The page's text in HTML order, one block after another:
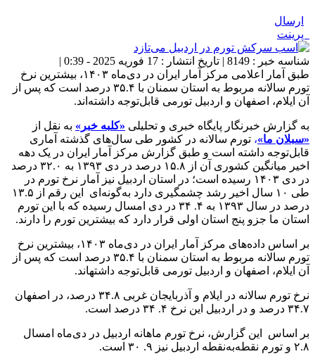
ارسال
پرینت
شناسه خبر : 8149 | تاریخ انتشار : 17 فوریه 2025 - 0:39 |
طبق آمار اعلامی مرکز آمار ایران در دی‌ماه ۱۴۰۳، بیشترین نرخ
تورم سالانه مربوط به استان سمنان با ۳۵.۴ درصد است که پس از
آن ایلام، اصفهان و اردبیل تورمی قابل‌توجه داشته‌اند.
به گزارش خبرنگار پایگاه خبری و تحلیلی «کلبه خبر» به نقل از
«سبلان ما»، تورم سالانه در کشور طی سال‌های گذشته آماری
قابل‌توجه داشته است و طبق گزارش مرکز آمار ایران در یک دهه
اخیر میانگین کشوری آن از ۱۵.۸ درصد در دی ۱۳۹۳ به ۳۲.۰ درصد
در دی ۱۴۰۳ رسیده است؛ در استان اردبیل نیز آمار نرخ تورم در
طی ۱۰ سال اخیر رشد چشمگیری دارد به‌گونه‌ای این رقم از ۱۳.۵
درصد در سال ۱۳۹۳ به ۴. ۳۴ در دی امسال رسیده که با این تورم
استان ما جزو پنج استان اولی قرار دارد که بیشترین تورم را دارند.
بر اساس داده‌های مرکز آمار ایران در دی‌ماه ۱۴۰۳، بیشترین نرخ
تورم سالانه مربوط به استان سمنان با ۳۵.۴ درصد است که پس از
آن ایلام، اصفهان و اردبیل تورمی قابل‌توجه داشته‎اند.
نرخ تورم سالانه در ایلام و آذربایجان غربی ۳۴.۸ درصد، در اصفهان
۳۴.۷ درصد و در اردبیل این نرخ ۴. ۳۴ درصد است.
بر اساس این گزارش، نرخ تورم ماهانه اردبیل در دی‌ماه امسال
۲.۸ و تورم نقطه‌به‌نقطه اردبیل نیز ۹. ۳۰ است.